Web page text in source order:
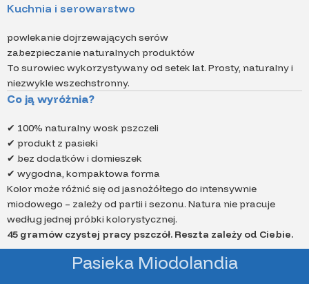
Kuchnia i serowarstwo
powlekanie dojrzewających serów
zabezpieczanie naturalnych produktów
To surowiec wykorzystywany od setek lat. Prosty, naturalny i
niezwykle wszechstronny.
Co ją wyróżnia?
✔ 100% naturalny wosk pszczeli
✔ produkt z pasieki
✔ bez dodatków i domieszek
✔ wygodna, kompaktowa forma
Kolor może różnić się od jasnożółtego do intensywnie
miodowego – zależy od partii i sezonu. Natura nie pracuje
według jednej próbki kolorystycznej.
45 gramów czystej pracy pszczół. Reszta zależy od Ciebie.
Pasieka Miodolandia